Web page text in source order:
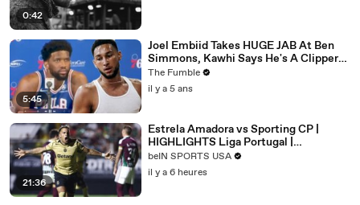
0:42
5:45
Joel Embiid Takes HUGE JAB At Ben
Simmons, Kawhi Says He's A Clipper
For Life: NBA Media Day Recap
The Fumble
il y a 5 ans
21:36
Estrela Amadora vs Sporting CP |
HIGHLIGHTS Liga Portugal |
08/08/2026 | beIN SPORTS USA
beIN SPORTS USA
il y a 6 heures